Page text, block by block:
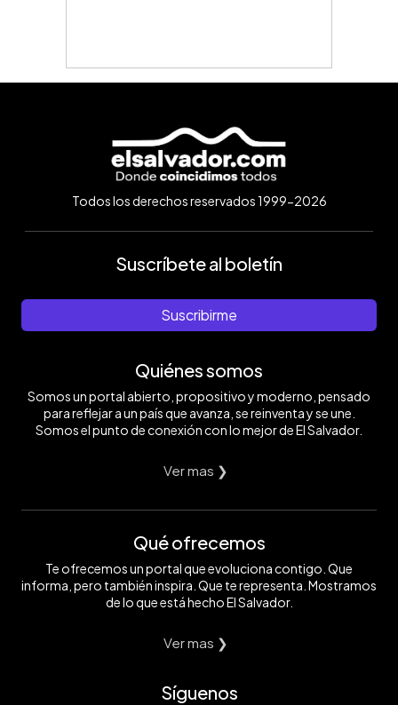
Todos los derechos reservados 1999-2026
Suscríbete al boletín
Suscribirme
Quiénes somos
Somos un portal abierto, propositivo y moderno, pensado
para reflejar a un país que avanza, se reinventa y se une.
Somos el punto de conexión con lo mejor de El Salvador.
Ver mas ❯
Qué ofrecemos
Te ofrecemos un portal que evoluciona contigo. Que
informa, pero también inspira. Que te representa. Mostramos
de lo que está hecho El Salvador.
Ver mas ❯
Síguenos